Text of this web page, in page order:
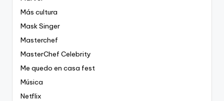
Más cultura
Mask Singer
Masterchef
MasterChef Celebrity
Me quedo en casa fest
Música
Netflix